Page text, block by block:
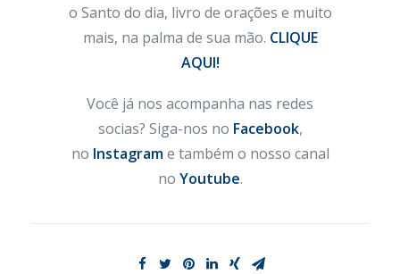
o Santo do dia, livro de orações e muito
mais, na palma de sua mão. CLIQUE
AQUI!
Você já nos acompanha nas redes
socias? Siga-nos no Facebook,
no Instagrame também o nosso canal
no Youtube.